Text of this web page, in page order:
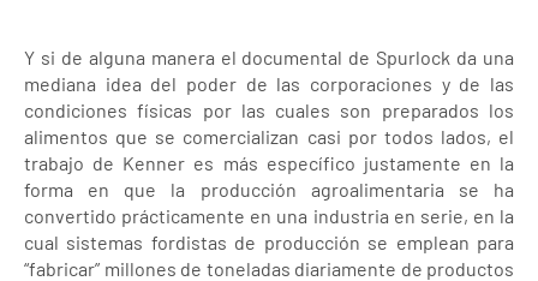
Y si de alguna manera el documental de Spurlock da una
mediana idea del poder de las corporaciones y de las
condiciones físicas por las cuales son preparados los
alimentos que se comercializan casi por todos lados, el
trabajo de Kenner es más específico justamente en la
forma en que la producción agroalimentaria se ha
convertido prácticamente en una industria en serie, en la
cual sistemas fordistas de producción se emplean para
“fabricar” millones de toneladas diariamente de productos